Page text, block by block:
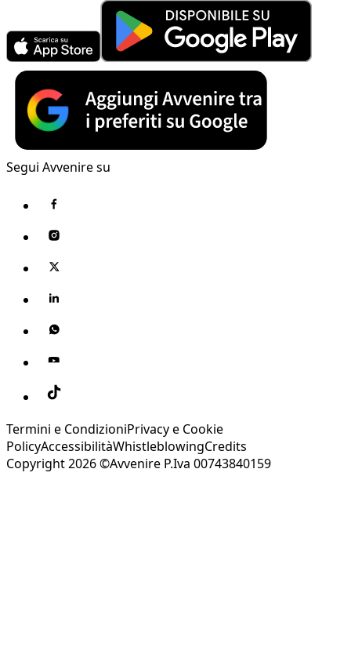
Segui Avvenire su
Termini e CondizioniPrivacy e Cookie
PolicyAccessibilitàWhistleblowingCredits
Copyright 2026 ©Avvenire P.Iva 00743840159